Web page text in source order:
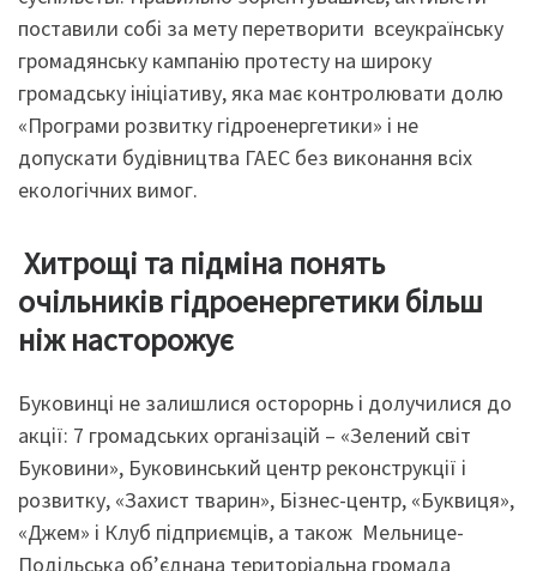
поставили собі за мету перетворити всеукраїнську
громадянську кампанію протесту на широку
громадську ініціативу, яка має контролювати долю
«Програми розвитку гідроенергетики» і не
допускати будівництва ГАЕС без виконання всіх
екологічних вимог.
Хитрощі та підміна понять
очільників гідроенергетики більш
ніж насторожує
Буковинці не залишлися осторорнь і долучилися до
акції: 7 громадських організацій – «Зелений світ
Буковини», Буковинський центр реконструкції і
розвитку, «Захист тварин», Бізнес-центр, «Буквиця»,
«Джем» і Клуб підприємців, а також Мельнице-
Подільська об’єднана територіальна громада